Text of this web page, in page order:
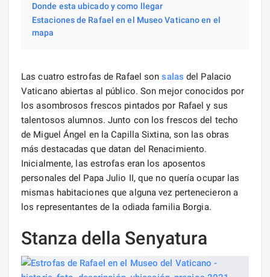
Donde esta ubicado y como llegar
Estaciones de Rafael en el Museo Vaticano en el
mapa
Las cuatro estrofas de Rafael sonsalas del Palacio
Vaticano abiertas al público. Son mejor conocidos por
los asombrosos frescos pintados por Rafael y sus
talentosos alumnos. Junto con los frescos del techo
de Miguel Ángel en la Capilla Sixtina, son las obras
más destacadas que datan del Renacimiento.
Inicialmente, las estrofas eran los aposentos
personales del Papa Julio II, que no quería ocupar las
mismas habitaciones que alguna vez pertenecieron a
los representantes de la odiada familia Borgia.
Stanza della Senyatura